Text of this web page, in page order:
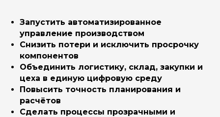
Запустить автоматизированное
управление производством
Снизить потери и исключить просрочку
компонентов
Объединить логистику, склад, закупки и
цеха в единую цифровую среду
Повысить точность планирования и
расчётов
Сделать процессы прозрачными и